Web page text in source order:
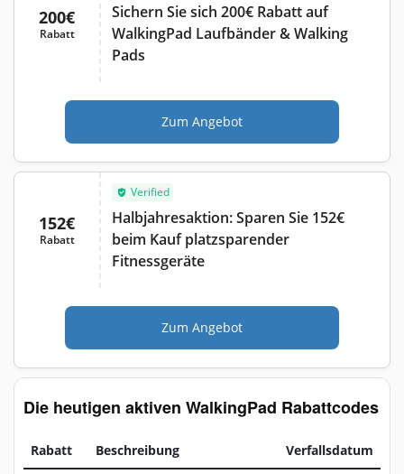
200€
Rabatt
Sichern Sie sich 200€ Rabatt auf
WalkingPad Laufbänder & Walking
Pads
Zum Angebot
152€
Rabatt
Verified
Halbjahresaktion: Sparen Sie 152€
beim Kauf platzsparender
Fitnessgeräte
Zum Angebot
Die heutigen aktiven WalkingPad Rabattcodes
Rabatt Beschreibung Verfallsdatum